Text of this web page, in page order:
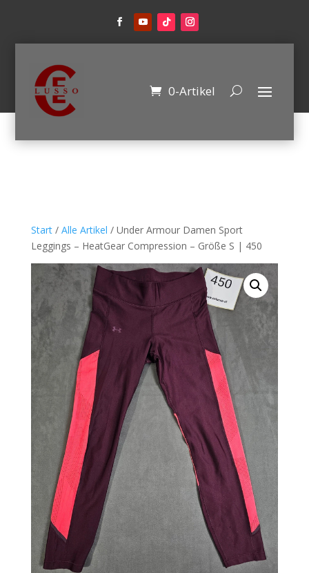
0-Artikel
Start/ Alle Artikel / Under Armour Damen Sport
Leggings – HeatGear Compression – Größe S | 450